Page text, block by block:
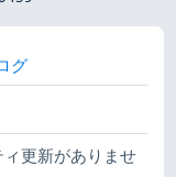
グ
更新がありませ